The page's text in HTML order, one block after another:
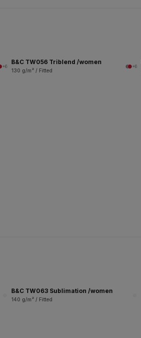
+6
B&C TW056 Triblend /women
130 g/m² / Fitted
+6
B&C TW063 Sublimation /women
140 g/m² / Fitted